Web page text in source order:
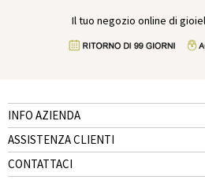
Il tuo negozio online di
INFO AZIENDA
ASSISTENZA CLIENTI
CONTATTACI